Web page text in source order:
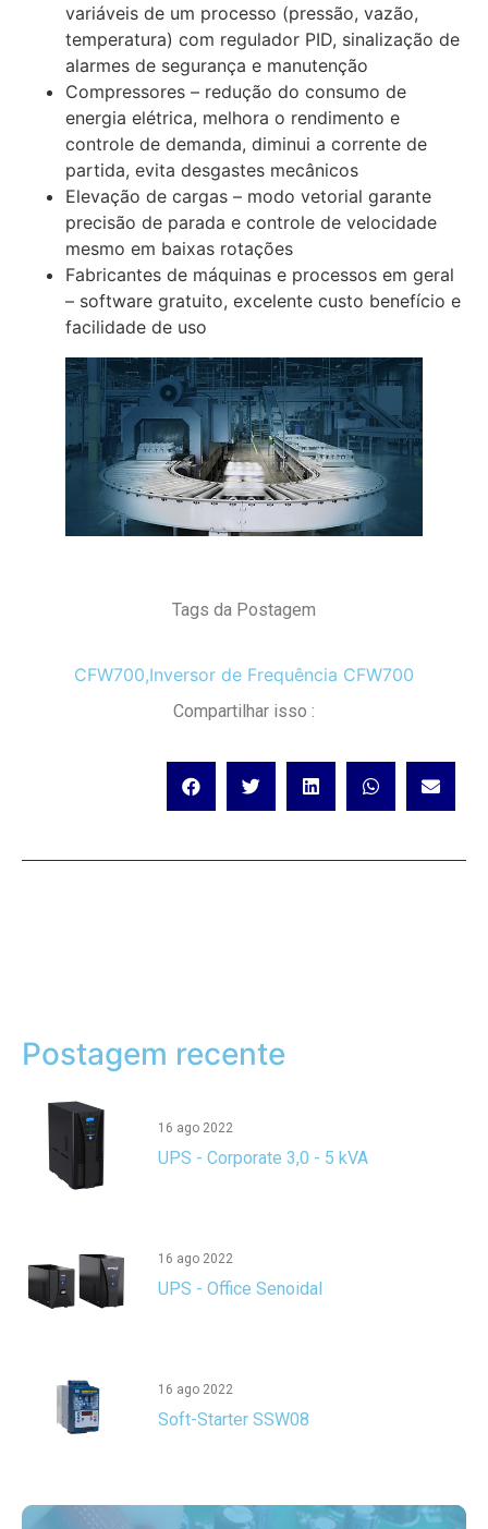
variáveis de um processo (pressão, vazão,
temperatura) com regulador PID, sinalização de
alarmes de segurança e manutenção
Compressores – redução do consumo de
energia elétrica, melhora o rendimento e
controle de demanda, diminui a corrente de
partida, evita desgastes mecânicos
Elevação de cargas – modo vetorial garante
precisão de parada e controle de velocidade
mesmo em baixas rotações
Fabricantes de máquinas e processos em geral
– software gratuito, excelente custo benefício e
facilidade de uso
Tags da Postagem
CFW700,Inversor de Frequência CFW700
Compartilhar isso :
Postagem recente
16 ago 2022
UPS - Corporate 3,0 - 5 kVA
16 ago 2022
UPS - Office Senoidal
16 ago 2022
Soft-Starter SSW08